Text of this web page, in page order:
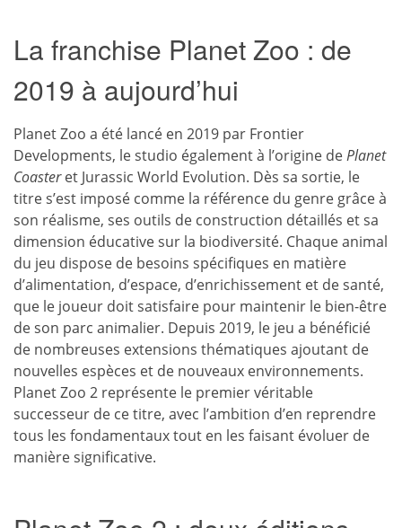
La franchise Planet Zoo : de
2019 à aujourd’hui
Planet Zoo a été lancé en 2019 par Frontier
Developments, le studio également à l’origine dePlanet
Coasteret Jurassic World Evolution. Dès sa sortie, le
titre s’est imposé comme la référence du genre grâce à
son réalisme, ses outils de construction détaillés et sa
dimension éducative sur la biodiversité. Chaque animal
du jeu dispose de besoins spécifiques en matière
d’alimentation, d’espace, d’enrichissement et de santé,
que le joueur doit satisfaire pour maintenir le bien-être
de son parc animalier. Depuis 2019, le jeu a bénéficié
de nombreuses extensions thématiques ajoutant de
nouvelles espèces et de nouveaux environnements.
Planet Zoo 2 représente le premier véritable
successeur de ce titre, avec l’ambition d’en reprendre
tous les fondamentaux tout en les faisant évoluer de
manière significative.